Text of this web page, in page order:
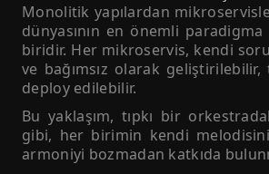
Monolitik yapılardan
dünyasının en önemli
biridir. Her mikroservis, kendi
ve bağımsız olarak
deploy edilebilir.
Bu yaklaşım, tıpkı bir
gibi, her birimin kendi
armoniyi bozmadan katkıda